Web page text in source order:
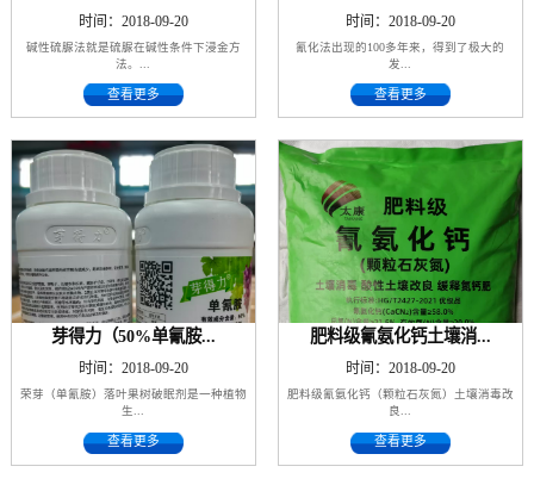
时间：2018-09-20
碱性硫脲法就是硫脲在碱性条件下浸金方
法。...
查看更多
时间：2018-09-20
氰化法出现的100多年来，得到了极大的
发...
查看更多
芽得力（50%单氰胺...
时间：2018-09-20
荣芽（单氰胺）落叶果树破眠剂是一种植物
生...
查看更多
肥料级氰氨化钙土壤消...
时间：2018-09-20
肥料级氰氨化钙（颗粒石灰氮）土壤消毒改
良...
查看更多